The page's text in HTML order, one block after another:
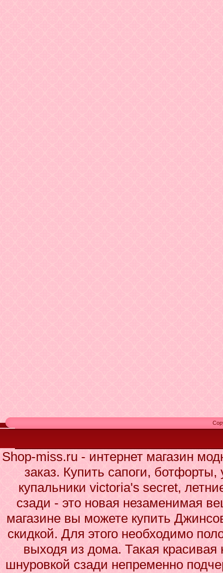
Shop-miss.ru - интернет магазин
заказ. Купить сапоги,
купальники victoria's secret,
сзади - это новая незаменимая
магазине вы можете купить
скидкой. Для этого необходимо
выходя из дома. Такая красивая
шнуровкой сзади непременно